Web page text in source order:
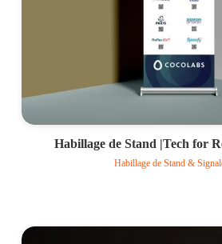
Habillage de Stand |Tech for
Habillage de Stand &